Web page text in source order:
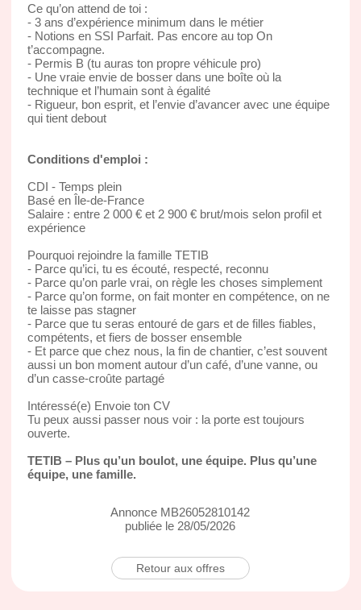
Ce qu’on attend de toi :
- 3 ans d’expérience minimum dans le métier
- Notions en SSI Parfait. Pas encore au top On
t’accompagne.
- Permis B (tu auras ton propre véhicule pro)
- Une vraie envie de bosser dans une boîte où la
technique et l’humain sont à égalité
- Rigueur, bon esprit, et l’envie d’avancer avec une équipe
qui tient debout
Conditions d'emploi :
CDI - Temps plein
Basé en Île-de-France
Salaire : entre 2 000 € et 2 900 € brut/mois selon profil et
expérience
Pourquoi rejoindre la famille TETIB
- Parce qu’ici, tu es écouté, respecté, reconnu
- Parce qu’on parle vrai, on règle les choses simplement
- Parce qu’on forme, on fait monter en compétence, on ne
te laisse pas stagner
- Parce que tu seras entouré de gars et de filles fiables,
compétents, et fiers de bosser ensemble
- Et parce que chez nous, la fin de chantier, c’est souvent
aussi un bon moment autour d’un café, d’une vanne, ou
d’un casse-croûte partagé
Intéressé(e) Envoie ton CV
Tu peux aussi passer nous voir : la porte est toujours
ouverte.
TETIB – Plus qu’un boulot, une équipe. Plus qu’une
équipe, une famille.
Annonce MB26052810142
publiée le 28/05/2026
Retour aux offres